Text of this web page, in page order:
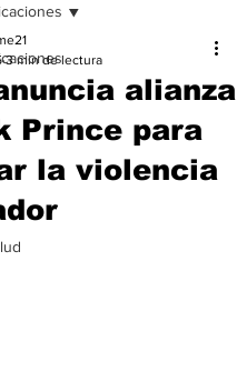
alianza
Prince para
la violencia
3 min de lectura